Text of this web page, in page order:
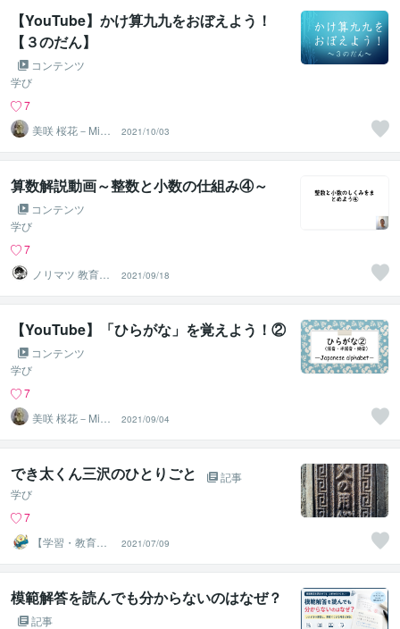
【YouTube】かけ算九九をおぼえよう！
【３のだん】
コンテンツ
学び
7
美咲 桜花－Misa
ki Ohka－
2021/10/03
算数解説動画～整数と小数の仕組み④～
コンテンツ
学び
7
ノリマツ 教育コ
ンサルタント
2021/09/18
【YouTube】「ひらがな」を覚えよう！②
コンテンツ
学び
7
美咲 桜花－Misa
ki Ohka－
2021/09/04
でき太くん三沢のひとりごと
記事
学び
7
【学習・教育相
談室】＠でき太
くん
2021/07/09
模範解答を読んでも分からないのはなぜ？
記事